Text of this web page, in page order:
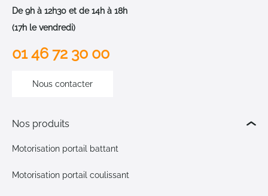
De 9h à 12h30 et de 14h à 18h
(17h le vendredi)
01 46 72 30 00
Nous contacter
Nos produits
Motorisation portail battant
Motorisation portail coulissant